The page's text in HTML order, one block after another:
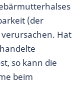
(der
Hat
so kann die
beim